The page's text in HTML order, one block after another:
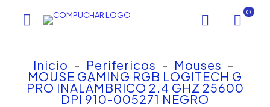
0
Inicio - Perifericos - Mouses -
MOUSE GAMING RGB LOGITECH G
PRO INALÁMBRICO 2.4 GHZ 25600
DPI 910-005271 NEGRO